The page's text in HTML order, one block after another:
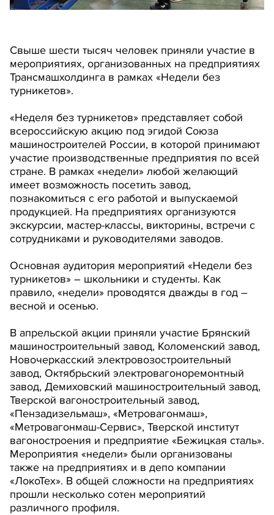
Свыше шести тысяч человек приняли участие в
мероприятиях, организованных на предприятиях
Трансмашхолдинга в рамках «Недели без
турникетов».
«Неделя без турникетов» представляет собой
всероссийскую акцию под эгидой Союза
машиностроителей России, в которой принимают
участие производственные предприятия по всей
стране. В рамках «недели» любой желающий
имеет возможность посетить завод,
познакомиться с его работой и выпускаемой
продукцией. На предприятиях организуются
экскурсии, мастер-классы, викторины, встречи с
сотрудниками и руководителями заводов.
Основная аудитория мероприятий «Недели без
турникетов» – школьники и студенты. Как
правило, «недели» проводятся дважды в год –
весной и осенью.
В апрельской акции приняли участие Брянский
машиностроительный завод, Коломенский завод,
Новочеркасский электровозостроительный
завод, Октябрьский электровагоноремонтный
завод, Демиховский машиностроительный завод,
Тверской вагоностроительный завод,
«Пензадизельмаш», «Метровагонмаш»,
«Метровагонмаш-Сервис», Тверской институт
вагоностроения и предприятие «Бежицкая сталь».
Мероприятия «недели» были организованы
также на предприятиях и в депо компании
«ЛокоТех». В общей сложности на предприятиях
прошли несколько сотен мероприятий
различного профиля.